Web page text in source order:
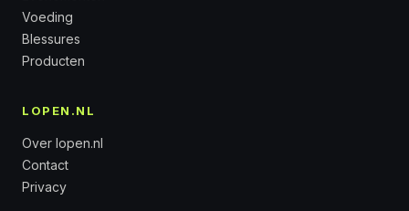
Voeding
Blessures
Producten
LOPEN.NL
Over lopen.nl
Contact
Privacy